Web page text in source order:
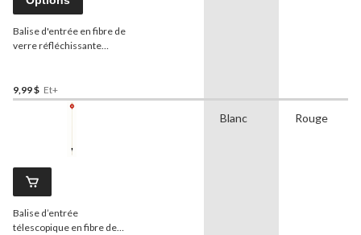
Balise d'entrée en fibre de
verre réfléchissante
9,99 $ Et+
Balise d’entrée
télescopique en fibre de
Blanc Rouge